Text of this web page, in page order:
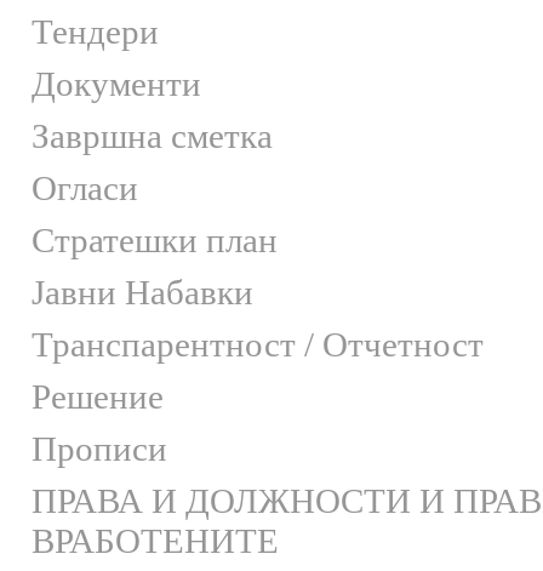
Тендери
Документи
Завршна сметка
Огласи
Стратешки план
Јавни Набавки
Транспарентност / Отчетност
Решение
Прописи
ПРАВА И ДОЛЖНОСТИ И
ВРАБОТЕНИТЕ